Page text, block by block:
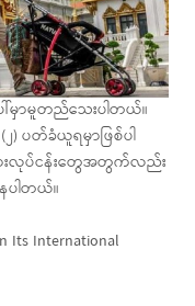
ါ်မှာမူတည်သေးပါတယ်။
ပတ်ခံယူရမှာဖြစ်ပါ
းလုပ်ငန်းတွေအတွက်လည်း
ပါတယ်။
Its International